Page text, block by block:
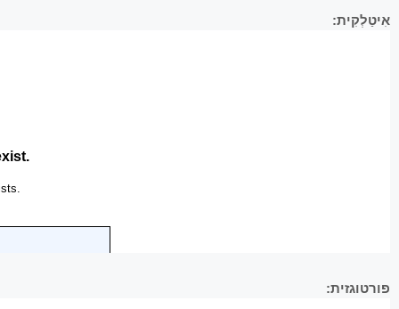
אִיטַלְקִית:
פורטוגזית: